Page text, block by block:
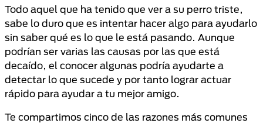
Todo aquel que ha tenido que ver a su perro triste,
sabe lo duro que es intentar hacer algo para ayudarlo
sin saber qué es lo que le está pasando. Aunque
podrían ser varias las causas por las que está
decaído, el conocer algunas podría ayudarte a
detectar lo que sucede y por tanto lograr actuar
rápido para ayudar a tu mejor amigo.
Te compartimos cinco de las razones más comunes